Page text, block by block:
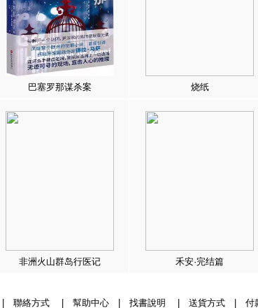
巴塞罗那谋杀案 烧纸
非洲火山群岛行医记 禾安·完结篇
聯絡方式| 幫助中心| 找書說明 送貨方式| 付